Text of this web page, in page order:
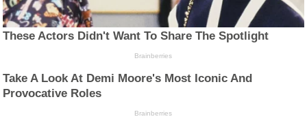
These Actors Didn't Want To Share The Spotlight
Brainberries
Take A Look At Demi Moore's Most Iconic And
Provocative Roles
Brainberries